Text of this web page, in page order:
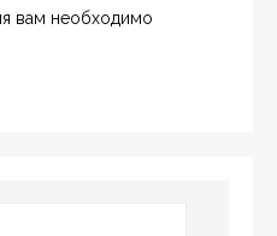
вам необходимо